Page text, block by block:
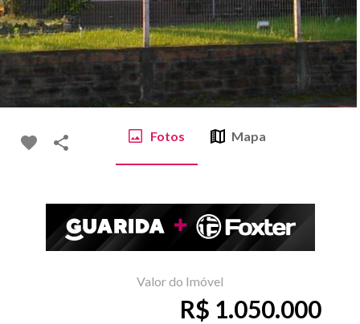
Fotos Mapa
Valor do Imóvel
R$ 1.050.000